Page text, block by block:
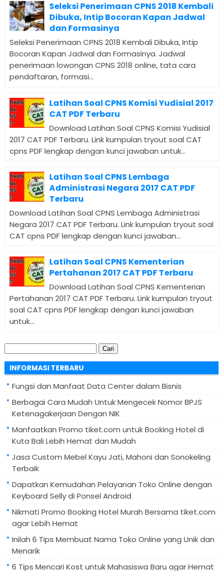
Seleksi Penerimaan CPNS 2018 Kembali
Dibuka, Intip Bocoran Kapan Jadwal
dan Formasinya
Seleksi Penerimaan CPNS 2018 Kembali Dibuka, Intip
Bocoran Kapan Jadwal dan Formasinya. Jadwal
penerimaan lowongan CPNS 2018 online, tata cara
pendaftaran, formasi...
Latihan Soal CPNS Komisi Yudisial 2017
CAT PDF Terbaru
Download Latihan Soal CPNS Komisi Yudisial
2017 CAT PDF Terbaru. Link kumpulan tryout soal CAT
cpns PDF lengkap dengan kunci jawaban untuk...
Latihan Soal CPNS Lembaga
Administrasi Negara 2017 CAT PDF
Terbaru
Download Latihan Soal CPNS Lembaga Administrasi
Negara 2017 CAT PDF Terbaru. Link kumpulan tryout soal
CAT cpns PDF lengkap dengan kunci jawaban...
Latihan Soal CPNS Kementerian
Pertahanan 2017 CAT PDF Terbaru
Download Latihan Soal CPNS Kementerian
Pertahanan 2017 CAT PDF Terbaru. Link kumpulan tryout
soal CAT cpns PDF lengkap dengan kunci jawaban
untuk...
Cari
untuk:
INFORMASI TERBARU
Fungsi dan Manfaat Data Center dalam Bisnis
Berbagai Cara Mudah Untuk Mengecek Nomor BPJS
Ketenagakerjaan Dengan NIK
Manfaatkan Promo tiket.com untuk Booking Hotel di
Kuta Bali Lebih Hemat dan Mudah
Jasa Custom Mebel Kayu Jati, Mahoni dan Sonokeling
Terbaik
Dapatkan Kemudahan Pelayanan Toko Online dengan
Keyboard Selly di Ponsel Android
Nikmati Promo Booking Hotel Murah Bersama tiket.com
agar Lebih Hemat
Inilah 6 Tips Membuat Nama Toko Online yang Unik dan
Menarik
6 Tips Mencari Kost untuk Mahasiswa Baru agar Hemat